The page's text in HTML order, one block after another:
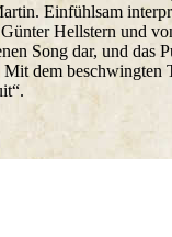
Einfühlsam
Hellstern und
Song dar, und
dem